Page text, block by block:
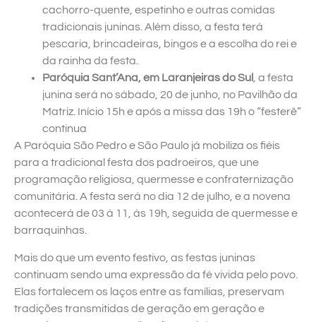
cachorro-quente, espetinho e outras comidas
tradicionais juninas. Além disso, a festa terá
pescaria, brincadeiras, bingos e a escolha do rei e
da rainha da festa.
Paróquia Sant’Ana, em Laranjeiras do Sul , a festa
junina será no sábado, 20 de junho, no Pavilhão da
Matriz. Início 15h e após a missa das 19h o “festerê”
continua
A Paróquia São Pedro e São Paulo já mobiliza os fiéis
para a tradicional festa dos padroeiros, que une
programação religiosa, quermesse e confraternização
comunitária. A festa será no dia 12 de julho, e a novena
acontecerá de 03 à 11, às 19h, seguida de quermesse e
barraquinhas.
Mais do que um evento festivo, as festas juninas
continuam sendo uma expressão da fé vivida pelo povo.
Elas fortalecem os laços entre as famílias, preservam
tradições transmitidas de geração em geração e